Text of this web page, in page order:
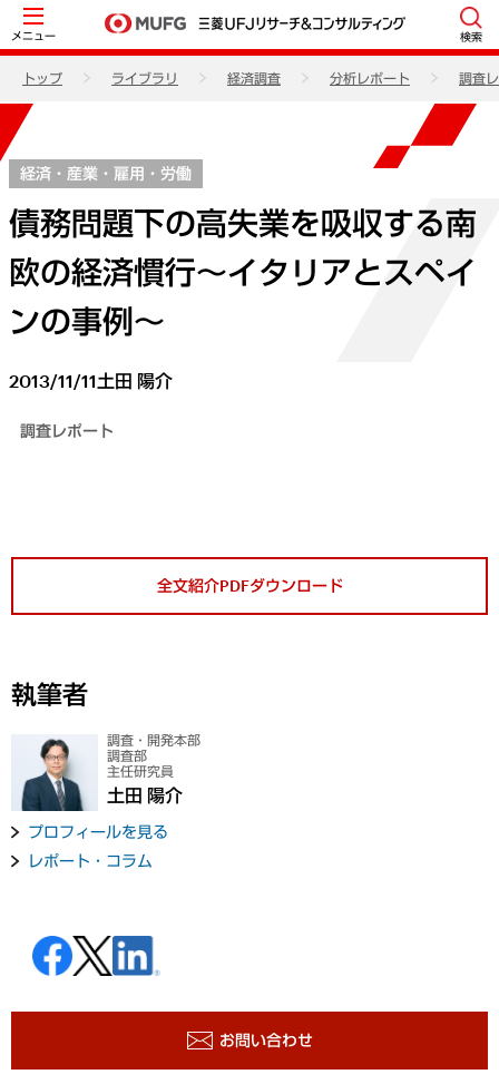
メニュー 検索
トップ ライブラリ 経済調査 分析レポート 調査
経済・産業・雇用・労働
債務問題下の高失業を吸収する南
欧の経済慣行～イタリアとスペイ
ンの事例～
2013/11/11土田 陽介
調査レポート
全文紹介PDFダウンロード
執筆者
調査・開発本部
調査部
主任研究員
土田 陽介
プロフィールを見る
レポート・コラム
お問い合わせ